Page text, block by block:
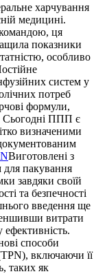
харчування
медицині.
ця
показники
особливо
систем у
потреб
формули,
Сьогодні ППП є
визначеними
Виготовлені з
пакування
завдяки своїй
та безпечності
введення ще
витрати
ефективність.
способи
включаючи її
таких як